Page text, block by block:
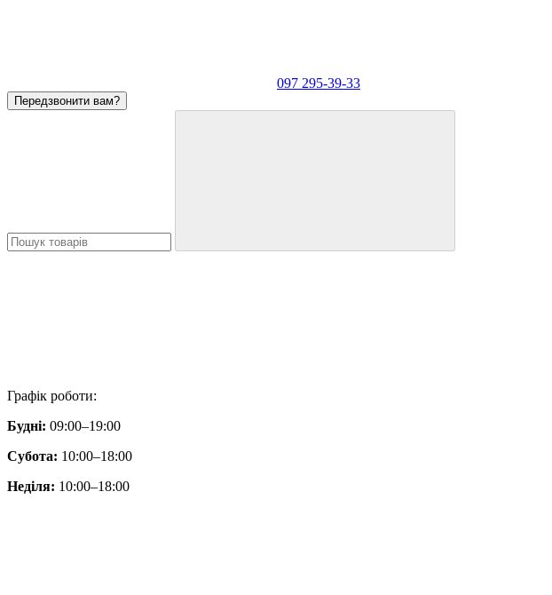
097 295-39-33
Передзвонити вам?
Графік роботи:
Будні: 09:00–19:00
Субота: 10:00–18:00
Неділя: 10:00–18:00